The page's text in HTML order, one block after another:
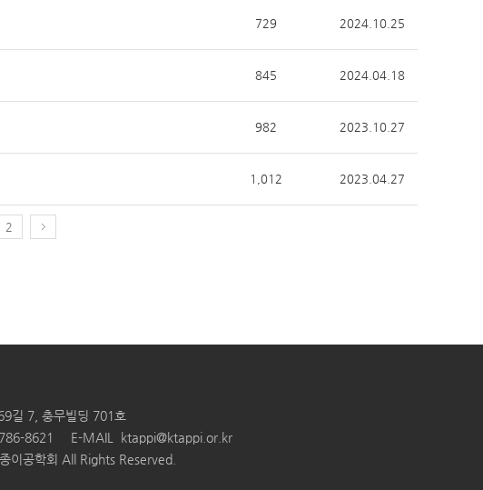
729 2024.10.25
845 2024.04.18
982 2023.10.27
1,012 2023.04.27
2
길 7, 충무빌딩 701호
8621 E-MAIL
ktappi@ktappi.or.kr
이공학회 All Rights Reserved.